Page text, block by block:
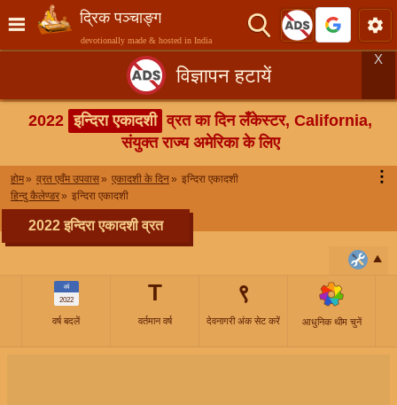
द्रिक पञ्चाङ्ग
devotionally made & hosted in India
विज्ञापन हटायें
X
2022 इन्दिरा एकादशी व्रत का दिन लँकेस्टर, California,
संयुक्त राज्य अमेरिका के लिए
होम व्रत एवँम उपवास एकादशी के दिन
इन्दिरा एकादशी
हिन्दु कैलेण्डर
इन्दिरा एकादशी
⋮
2022 इन्दिरा एकादशी व्रत
वर्ष
2022
वर्ष बदलें
T
वर्तमान वर्ष
९
देवनागरी अंक सेट करें आधुनिक थीम चुनें